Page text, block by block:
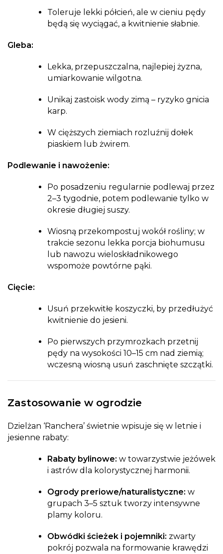
Toleruje lekki półcień, ale w cieniu pędy
będą się wyciągać, a kwitnienie słabnie.
Gleba:
Lekka, przepuszczalna, najlepiej żyzna,
umiarkowanie wilgotna.
Unikaj zastoisk wody zimą – ryzyko gnicia
karp.
W cięższych ziemiach rozluźnij dołek
piaskiem lub żwirem.
Podlewanie i nawożenie:
Po posadzeniu regularnie podlewaj przez
2–3 tygodnie, potem podlewanie tylko w
okresie długiej suszy.
Wiosną przekompostuj wokół rośliny; w
trakcie sezonu lekka porcja biohumusu
lub nawozu wieloskładnikowego
wspomoże powtórne pąki.
Cięcie:
Usuń przekwitłe koszyczki, by przedłużyć
kwitnienie do jesieni.
Po pierwszych przymrozkach przetnij
pędy na wysokości 10–15 cm nad ziemią;
wczesną wiosną usuń zaschnięte szczątki.
Zastosowanie w ogrodzie
Dzielżan ‘Ranchera’ świetnie wpisuje się w letnie i
jesienne rabaty:
Rabaty bylinowe: w towarzystwie jeżówek
i astrów dla kolorystycznej harmonii.
Ogrody preriowe/naturalistyczne: w
grupach 3–5 sztuk tworzy intensywne
plamy koloru.
Obwódki ścieżek i pojemniki: zwarty
pokrój pozwala na formowanie krawędzi